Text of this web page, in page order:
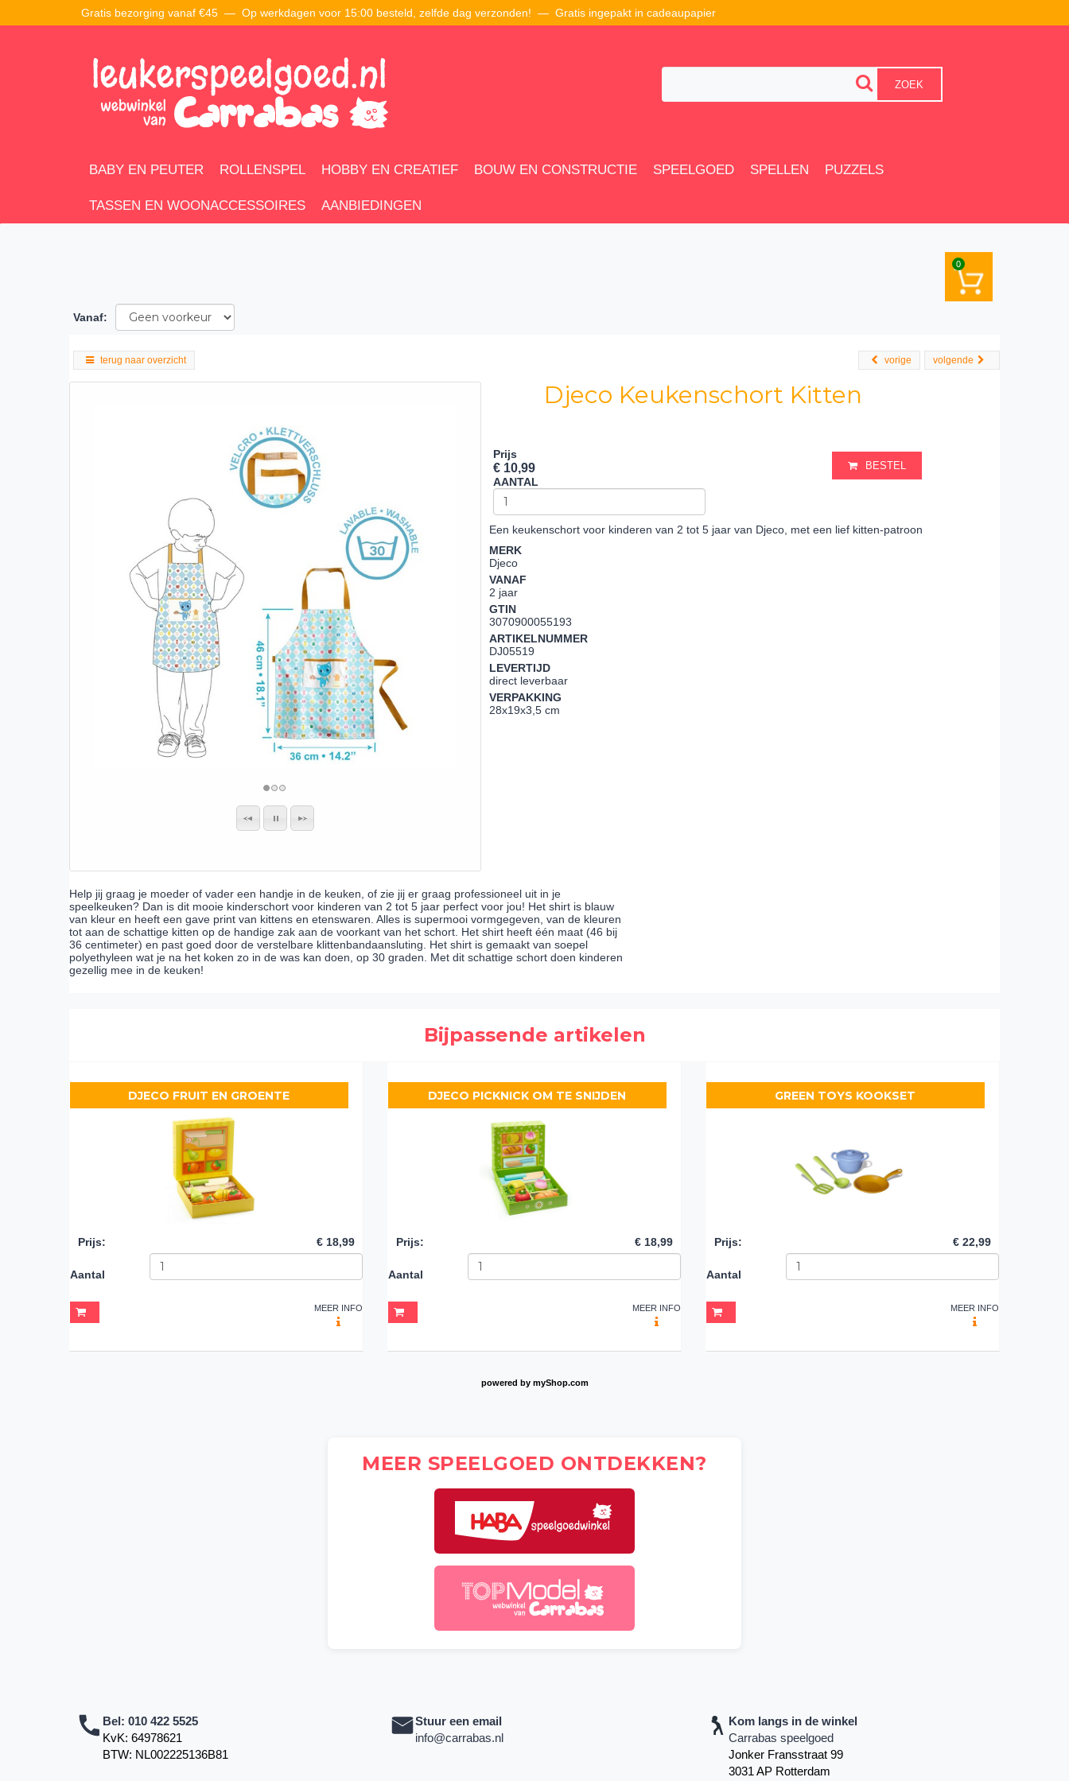
Gratis bezorging vanaf €45 — Op werkdagen voor 15:00 besteld, zelfde dag verzonden! — Gratis ingepakt in cadeaupapier
ZOEK
BABY EN PEUTER ROLLENSPEL HOBBY EN CREATIEF BOUW EN CONSTRUCTIE SPEELGOED SPELLEN PUZZELS
TASSEN EN WOONACCESSOIRES AANBIEDINGEN
0
Vanaf:
terug naar overzicht volgende
vorige
Djeco Keukenschort Kitten
Prijs
€ 10,99
AANTAL
BESTEL
Een keukenschort voor kinderen van 2 tot 5 jaar van Djeco, met een lief kitten-patroon
MERK
Djeco
VANAF
2 jaar
GTIN
3070900055193
ARTIKELNUMMER
DJ05519
LEVERTIJD
direct leverbaar
VERPAKKING
28x19x3,5 cm
Help jij graag je moeder of vader een handje in de keuken, of zie jij er graag professioneel uit in je
speelkeuken? Dan is dit mooie kinderschort voor kinderen van 2 tot 5 jaar perfect voor jou! Het shirt is blauw
van kleur en heeft een gave print van kittens en etenswaren. Alles is supermooi vormgegeven, van de kleuren
tot aan de schattige kitten op de handige zak aan de voorkant van het schort. Het shirt heeft één maat (46 bij
36 centimeter) en past goed door de verstelbare klittenbandaansluting. Het shirt is gemaakt van soepel
polyethyleen wat je na het koken zo in de was kan doen, op 30 graden. Met dit schattige schort doen kinderen
gezellig mee in de keuken!
Bijpassende artikelen
DJECO FRUIT EN GROENTE
Prijs: € 18,99
Aantal
MEER INFO
DJECO PICKNICK OM TE SNIJDEN
Prijs: € 18,99
Aantal
MEER INFO
GREEN TOYS KOOKSET
Prijs: € 22,99
Aantal
MEER INFO
powered by myShop.com
MEER SPEELGOED ONTDEKKEN?
Bel: 010 422 5525
KvK: 64978621
BTW: NL002225136B81
Stuur een email
info@carrabas.nl
Kom langs in de winkel
Carrabas speelgoed
Jonker Fransstraat 99
3031 AP Rotterdam